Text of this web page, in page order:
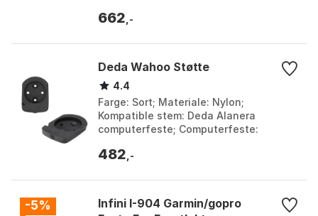
662 ,-
Deda Wahoo Støtte
4.4
Farge: Sort; Materiale: Nylon;
Kompatible stem: Deda Alanera
computerfeste; Computerfeste:
Size.
482 ,-
-5%
Infini I-904 Garmin/gopro